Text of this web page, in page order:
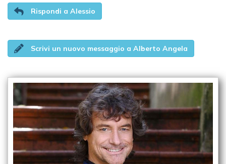
Rispondi a Alessio
Scrivi un nuovo messaggio a Alberto Angela